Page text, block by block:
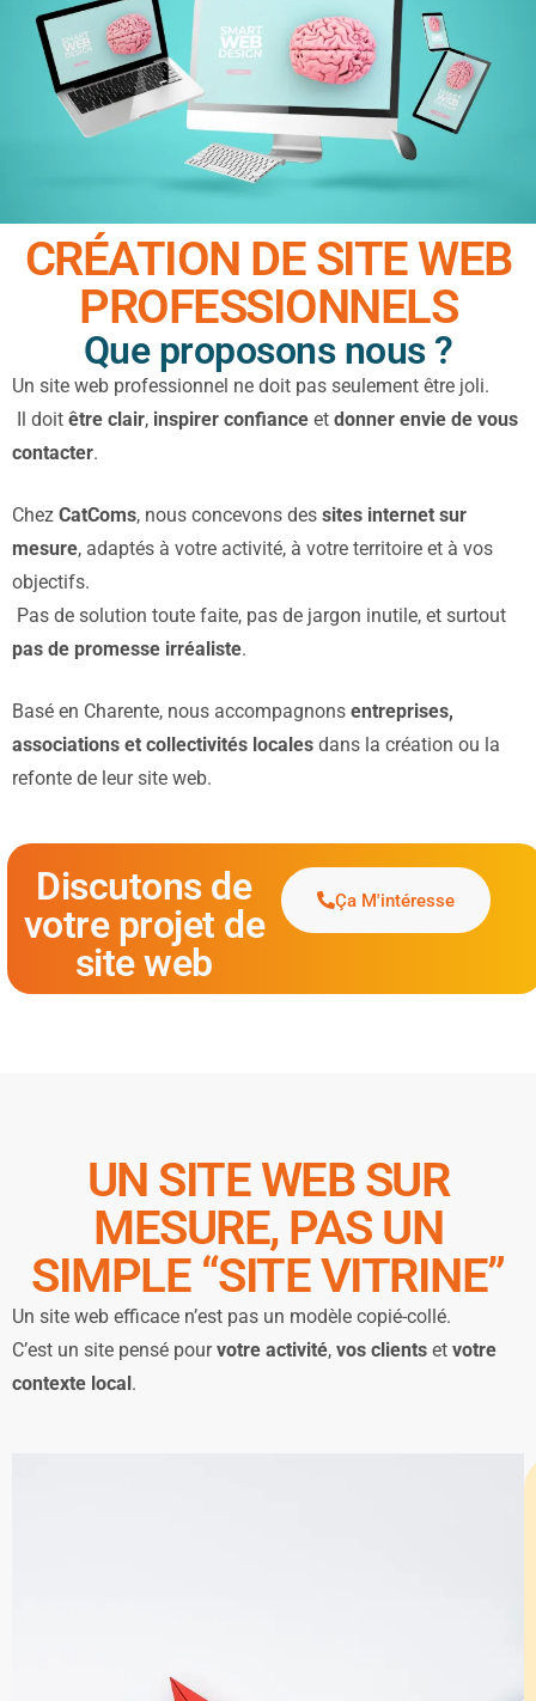
CRÉATION DE SITE WEB
PROFESSIONNELS
Que proposons nous ?
Un site web professionnel ne doit pas seulement être joli.
Il doit être clair, inspirer confiance et donner envie de vous
contacter.
Chez CatComs, nous concevons des sites internet sur
mesure, adaptés à votre activité, à votre territoire et à vos
objectifs.
Pas de solution toute faite, pas de jargon inutile, et surtout
pas de promesse irréaliste.
Basé en Charente, nous accompagnons entreprises,
associations et collectivités locales dans la création ou la
refonte de leur site web.
Discutons de
votre projet de
site web
Ça M'intéresse
UN SITE WEB SUR
MESURE, PAS UN
SIMPLE “SITE VITRINE”
Un site web efficace n’est pas un modèle copié-collé.
C’est un site pensé pourvotre activité, vos clients et votre
contexte local .